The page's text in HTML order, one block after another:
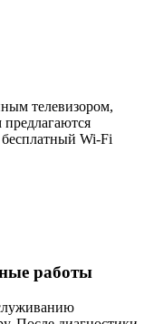
телевизором,
бесплатный Wi-Fi
работы